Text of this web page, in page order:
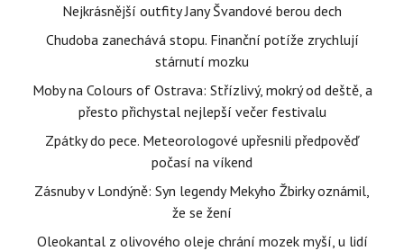
Nejkrásnější outfity Jany Švandové berou dech
Chudoba zanechává stopu. Finanční potíže zrychlují
stárnutí mozku
Moby na Colours of Ostrava: Střízlivý, mokrý od deště, a
přesto přichystal nejlepší večer festivalu
Zpátky do pece. Meteorologové upřesnili předpověď
počasí na víkend
Zásnuby v Londýně: Syn legendy Mekyho Žbirky oznámil,
že se žení
Oleokantal z olivového oleje chrání mozek myší, u lidí